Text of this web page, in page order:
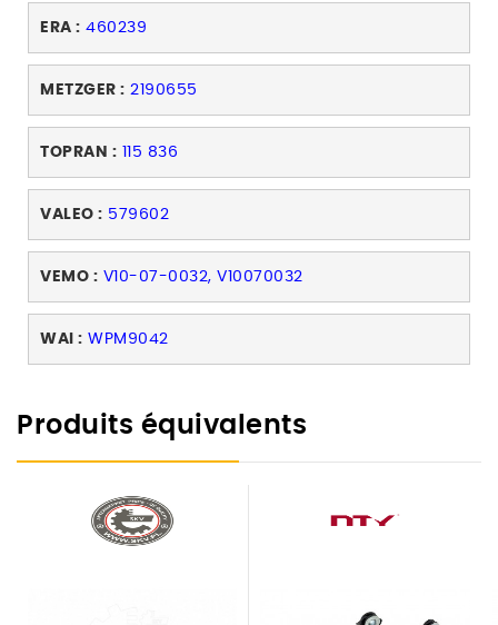
ERA : 460239
METZGER : 2190655
TOPRAN : 115 836
VALEO : 579602
VEMO : V10-07-0032, V10070032
WAI : WPM9042
Produits équivalents